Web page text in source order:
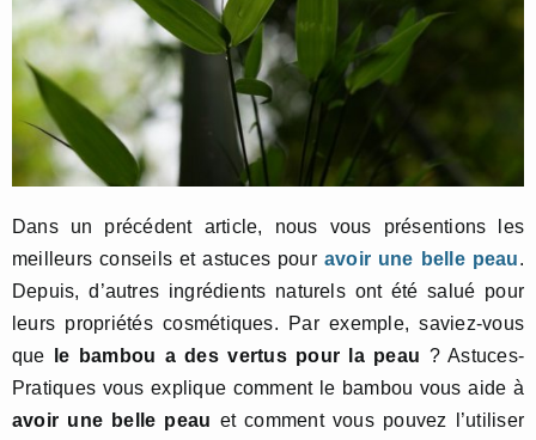
Dans un précédent article, nous vous présentions les
meilleurs conseils et astuces pour avoir une belle peau.
Depuis, d’autres ingrédients naturels ont été salué pour
leurs propriétés cosmétiques. Par exemple, saviez-vous
que le bambou a des vertus pour la peau ? Astuces-
Pratiques vous explique comment le bambou vous aide à
avoir une belle peau et comment vous pouvez l’utiliser